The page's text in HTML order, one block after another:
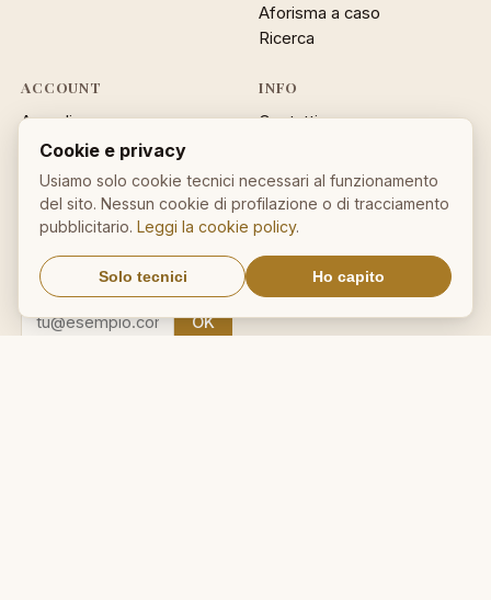
Aforisma a caso
Ricerca
ACCOUNT
Accedi
Registrati
Password dimenticata
INFO
Contatti
Cookie policy
Sitemap
Un aforisma nella tua email
OK
Cookie e privacy
Usiamo solo cookie tecnici necessari al funzionamento
del sito. Nessun cookie di profilazione o di tracciamento
pubblicitario.Leggi la cookie policy.
Solo tecnici Ho capito